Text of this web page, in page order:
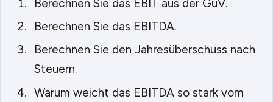
Berechnen Sie das EBIT aus der GuV.
Berechnen Sie das EBITDA.
Berechnen Sie den Jahresüberschuss nach
Steuern.
Warum weicht das EBITDA so stark vom